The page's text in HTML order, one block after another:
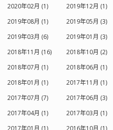
2020年02月 (1)
2019年12月 (1)
2019年08月 (1)
2019年05月 (3)
2019年03月 (6)
2019年01月 (3)
2018年11月 (16)
2018年10月 (2)
2018年07月 (1)
2018年06月 (1)
2018年01月 (1)
2017年11月 (1)
2017年07月 (7)
2017年06月 (3)
2017年04月 (1)
2017年03月 (1)
2017年01月 (1)
2016年10月 (1)